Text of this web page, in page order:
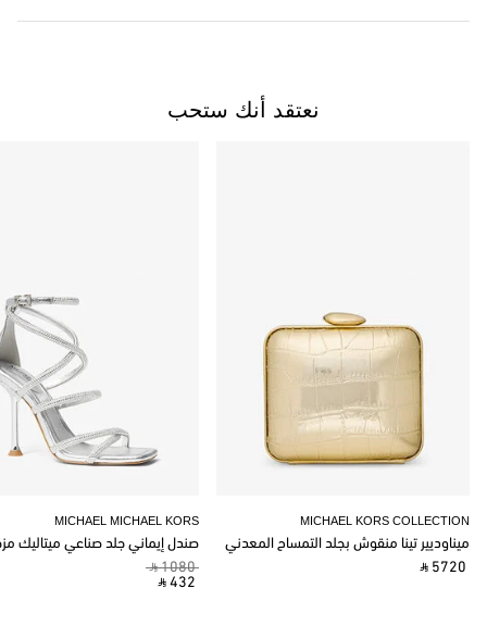
نعتقد أنك ستحب
MICHAEL MICHAEL KORS
صندل إيماني جلد صناعي ميتاليك
‎ ⃁ 1080 ‎
‎ ⃁ 432 ‎
MICHAEL KORS COLLECTION
ميناوديير تينا منقوش بجلد التمساح المعدني
‎ ⃁ 5720 ‎